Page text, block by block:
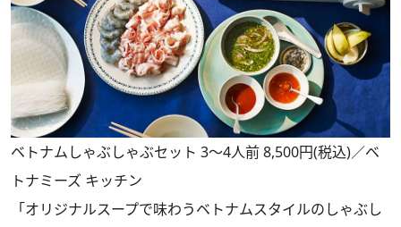
ベトナムしゃぶしゃぶセット 3～4人前 8,500円(税込)／ベ
トナミーズ キッチン
「オリジナルスープで味わうベトナムスタイルのしゃぶし